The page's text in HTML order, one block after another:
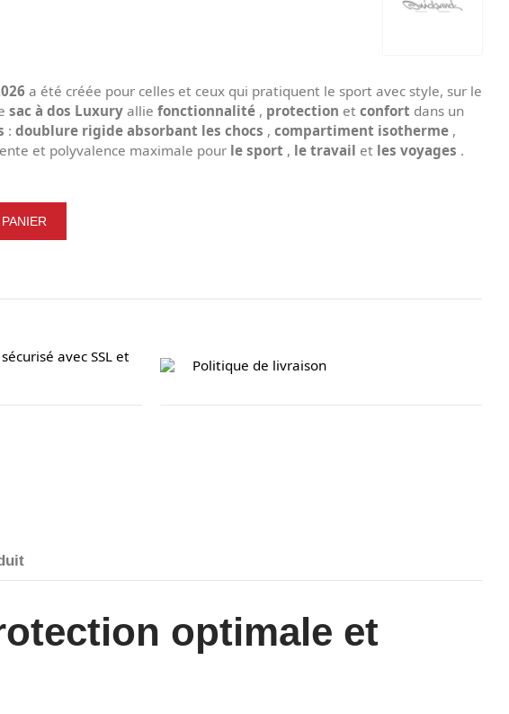
a été créée pour celles et ceux qui pratiquent le sport avec style, sur le
sac à dos Luxuryallie fonctionnalité, protection et confort dans un
: doublure rigide absorbant les chocs , compartiment isotherme,
et polyvalence maximale pour le sport , le travail et les voyages .
avec SSL et
Politique de livraison
optimale et